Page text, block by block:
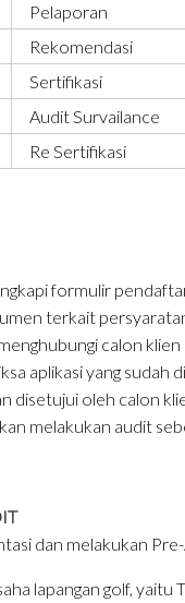
Pelaporan
Rekomendasi
Sertifikasi
Audit Survailance
Re Sertifikasi
formulir
terkait
calon
aplikasi yang
disetujui oleh calon
melakukan audit
dan melakukan
lapangan golf, yaitu